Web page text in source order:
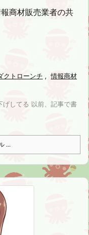
商材販売業者の共
クトローンチ , 情報商材
げしてる 以前、記事で書
...